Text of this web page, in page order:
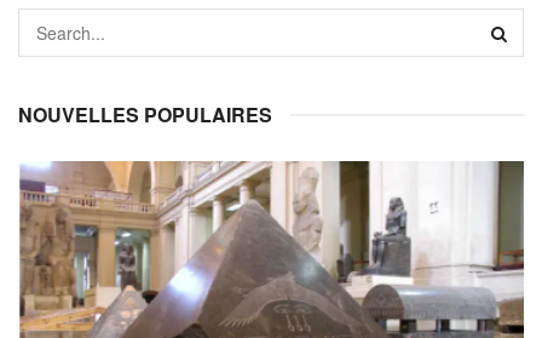
NOUVELLES POPULAIRES